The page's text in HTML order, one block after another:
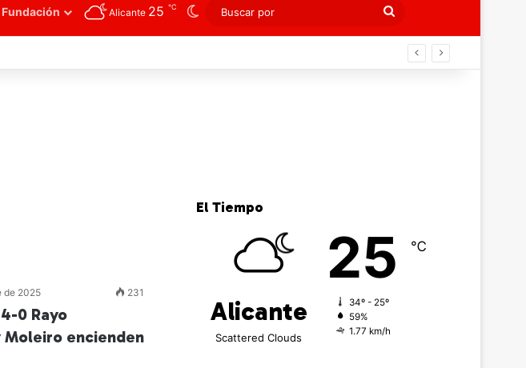
Alicante 25 ℃ Switch skin
Buscar
por
Juveniles, que lucharán ahora por el bronce europeo
de 2025 231
0 Rayo
encienden
El Tiempo
Alicante
Scattered Clouds
25 ℃
34º - 25º
59%
1.77 km/h